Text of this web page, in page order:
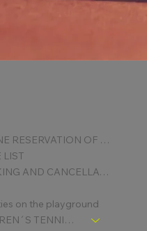
ONLINE RESERVATION OF COURTS
LIST
BOOKING AND CANCELLATION
on the playground
CHLDREN´S TENNIS SCHOOL - SIGNPOST